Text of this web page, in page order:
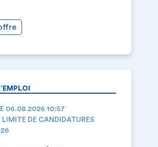
06.08.2026 10:57
LIMITE DE CANDIDATURES